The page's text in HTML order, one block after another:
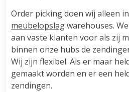
Order picking doen wij alleen
meubelopslagwarehouses.
aan vaste klanten voor als zij
binnen onze hubs de
Wij zijn flexibel. Als er maar
gemaakt worden en er een
zendingen.